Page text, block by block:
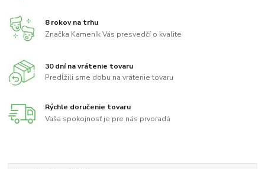
8 rokov na trhu
Značka Kameník Vás presvedčí o kvalite
30 dní na vrátenie tovaru
Predĺžili sme dobu na vrátenie tovaru
Rýchle doručenie tovaru
Vaša spokojnosť je pre nás prvoradá